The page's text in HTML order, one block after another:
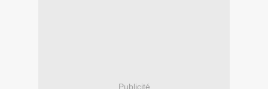
Publicité